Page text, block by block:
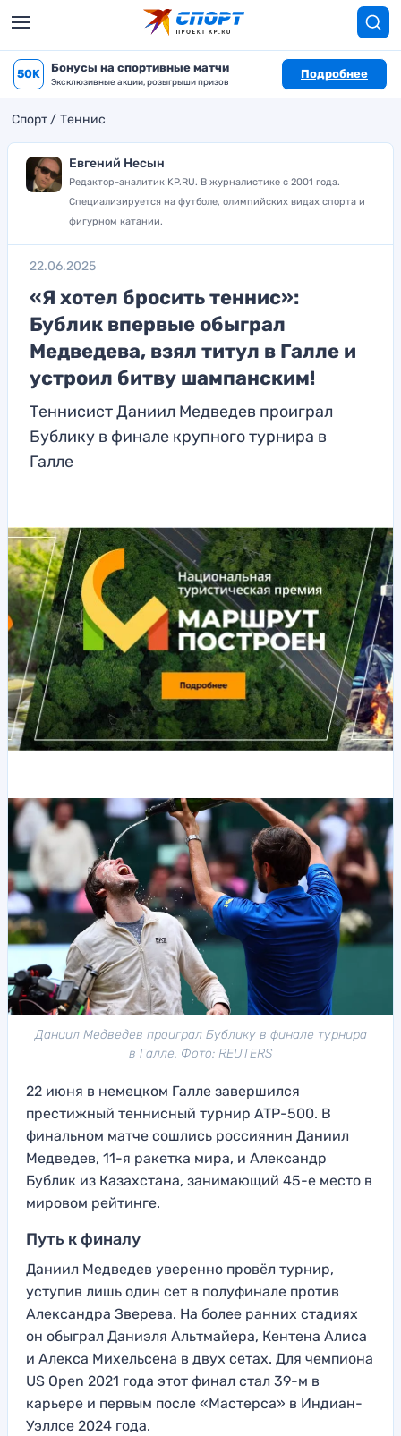
50K Бонусы на спортивные матчи
Эксклюзивные акции, розыгрыши призов
Подробнее
Спорт Теннис
Евгений Несын
Редактор-аналитик KP.RU. В журналистике с 2001 года.
Специализируется на футболе, олимпийских видах спорта и
фигурном катании.
22.06.2025
«Я хотел бросить теннис»:
Бублик впервые обыграл
Медведева, взял титул в Галле и
устроил битву шампанским!
Теннисист Даниил Медведев проиграл
Бублику в финале крупного турнира в
Галле
Даниил Медведев проиграл Бублику в финале турнира
в Галле. Фото: REUTERS
22 июня в немецком Галле завершился
престижный теннисный турнир ATP-500. В
финальном матче сошлись россиянин Даниил
Медведев, 11-я ракетка мира, и Александр
Бублик из Казахстана, занимающий 45-е место в
мировом рейтинге.
Путь к финалу
Даниил Медведев уверенно провёл турнир,
уступив лишь один сет в полуфинале против
Александра Зверева. На более ранних стадиях
он обыграл Даниэля Альтмайера, Кентена Алиса
и Алекса Михельсена в двух сетах. Для чемпиона
US Open 2021 года этот финал стал 39-м в
карьере и первым после «Мастерса» в Индиан-
Уэллсе 2024 года.